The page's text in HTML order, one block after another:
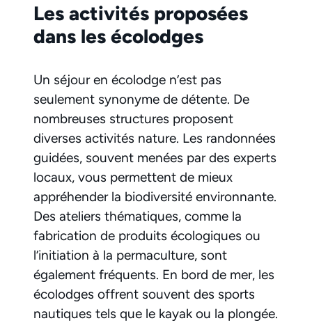
Les activités proposées
dans les écolodges
Un séjour en écolodge n’est pas
seulement synonyme de détente. De
nombreuses structures proposent
diverses activités nature. Les randonnées
guidées, souvent menées par des experts
locaux, vous permettent de mieux
appréhender la biodiversité environnante.
Des ateliers thématiques, comme la
fabrication de produits écologiques ou
l’initiation à la permaculture, sont
également fréquents. En bord de mer, les
écolodges offrent souvent des sports
nautiques tels que le kayak ou la plongée.